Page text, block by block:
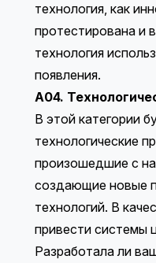
технология, как
протестирована и
технология
появления.
A04.
В этой категории
технологические
произошедшие с
создающие новые
технологий. В
привести системы
Разработала ли